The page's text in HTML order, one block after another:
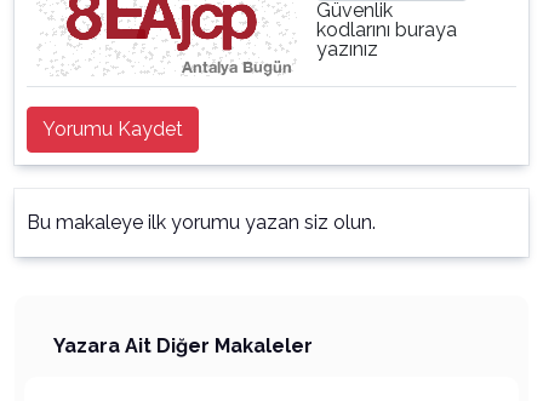
Güvenlik
kodlarını buraya
yazınız
Yorumu Kaydet
Bu makaleye ilk yorumu yazan siz olun.
Yazara Ait Diğer Makaleler